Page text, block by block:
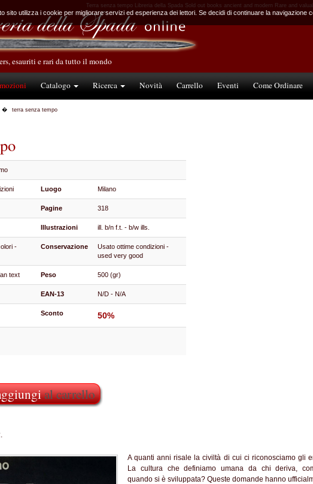
Terra senza tempo Libreria della Spada Sold out books ancient and modern Rare and
esauriti e rari da tutto il mondo
Catalogo Ricerca Novità Carrello Eventi Come Ordinare
terra senza tempo
Luogo Milano
Pagine 318
Illustrazioni ill. b/n f.t. - b/w ills.
-
Conservazione
Usato ottime condizioni -
used very good
text Peso 500 (gr)
EAN-13 N/D - N/A
Sconto 50%
al carrello
A quanti anni risale la civiltà di cui ci riconosciamo gli
La cultura che definiamo umana da chi deriva,
quando si è sviluppata? Queste domande hanno
sito utilizza i cookie per migliorare servizi ed esperienza dei lettori. Se decidi di continuare la navigazione